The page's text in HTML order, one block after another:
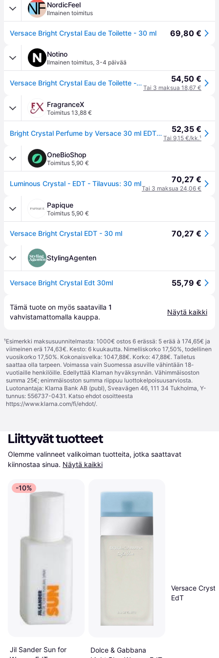
NordicFeel
Ilmainen toimitus
Versace Bright Crystal Eau de Toilette - 30 ml 69,80 €
Notino
Ilmainen toimitus, 3-4 päivää
Versace Bright Crystal Eau de Toilette -tuoksu naisille 30 ml 54,50 €
Tai 3 maksua 18,67 €
FragranceX
Toimitus 13,88 €
Bright Crystal Perfume by Versace 30 ml EDT Spray for Women 52,35 €
Tai 9,15 €/kk.¹
OneBioShop
Toimitus 5,90 €
Luminous Crystal - EDT - Tilavuus: 30 ml 70,27 €
Tai 3 maksua 24,06 €
Papique
Toimitus 5,90 €
Versace Bright Crystal EDT - 30 ml 70,27 €
StylingAgenten
Versace Bright Crystal Edt 30ml 55,79 €
Tämä tuote on myös saatavilla 1
vahvistamattomalla kauppa.
Näytä kaikki
¹Esimerkki maksusuunnitelmasta: 1000€ ostos 6 erässä: 5 erää à 174,65€ ja
viimeinen erä 174,63€. Kesto: 6 kuukautta. Nimelliskorko 17,50%, todellinen
vuosikorko 17,50%. Kokonaisvelka: 1047,88€. Korko: 47,88€. Talletus
saattaa olla tarpeen. Voimassa vain Suomessa asuville vähintään 18-
vuotiaille henkilöille. Edellyttää Klarnan hyväksynnän. Vähimmäisoston
summa 25€; enimmäisoston summa riippuu luottokelpoisuusarviosta.
Luotonantaja: Klarna Bank AB (publ), Sveavägen 46, 111 34 Tukholma, Y-
tunnus: 556737-0431. Katso ehdot osoitteesta
https://www.klarna.com/fi/ehdot/.
Liittyvät tuotteet
Olemme valinneet valikoiman tuotteita, jotka saattavat
kiinnostaa sinua. Näytä kaikki
-10%
Jil Sander Sun for
Dolce & Gabbana
Versace
EdT